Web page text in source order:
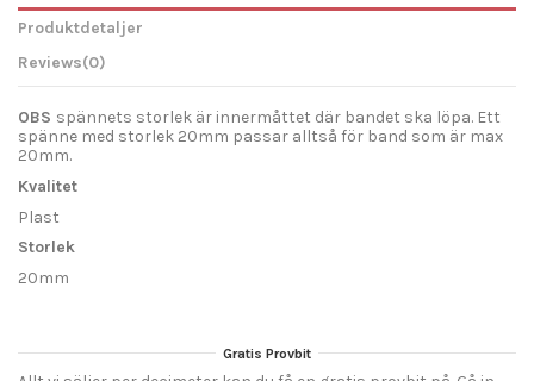
Produktdetaljer
Reviews(0)
OBS spännets storlek är innermåttet där bandet ska löpa. Ett
spänne med storlek 20mm passar alltså för band som är max
20mm.
Kvalitet
Plast
Storlek
20mm
Gratis Provbit